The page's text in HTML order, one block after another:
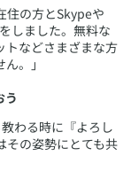
住の方とSkypeや
しました。無料な
トなどさまざまな方
。」
う
わる時に『よろし
その姿勢にとても共